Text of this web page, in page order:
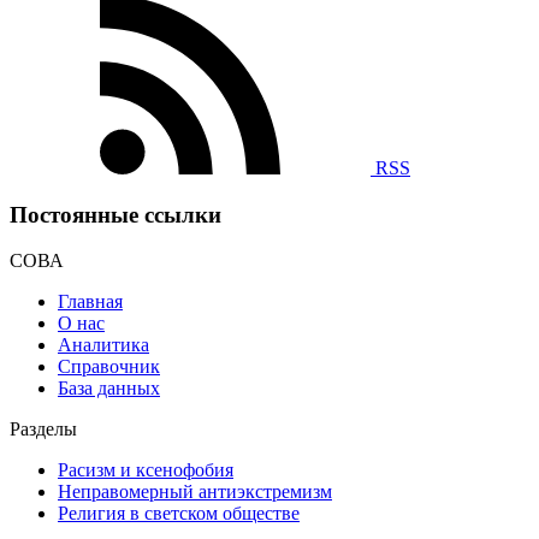
RSS
Постоянные ссылки
СОВА
Главная
О нас
Аналитика
Справочник
База данных
Разделы
Расизм и ксенофобия
Неправомерный антиэкстремизм
Религия в светском обществе